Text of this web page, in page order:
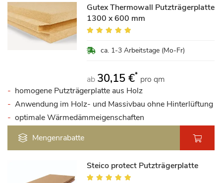
Gutex Thermowall Putzträgerplatte
1300 x 600 mm
Bewertung:
ca. 1-3 Arbeitstage (Mo-Fr)
ab 30,15 €* pro qm
homogene Putzträgerplatte aus Holz
Anwendung im Holz- und Massivbau ohne Hinterlüftung
optimale Wärmedämmeigenschaften
Mengenrabatte
Steico protect Putzträgerplatte
Bewertung: